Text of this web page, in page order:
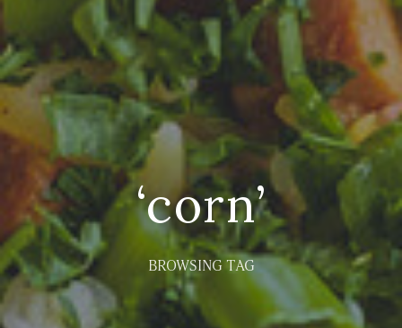
‘corn’
BROWSING TAG